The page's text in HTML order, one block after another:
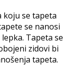
koju se tapeta
se nanosi
Tapeta se
zidovi bi
tapeta.